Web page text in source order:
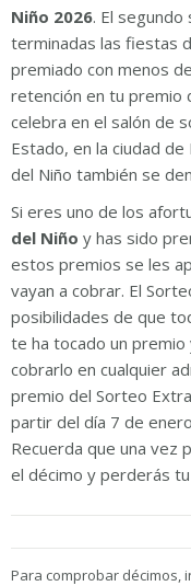
Niño 2026. El
terminadas las fiestas
premiado con menos
retención en tu premio
celebra en el salón de
Estado, en la ciudad
del Niño también se
Si eres uno de los
del Niño y has sido
estos premios se les
vayan a cobrar. El
posibilidades de que
te ha tocado un
cobrarlo en cualquier
premio del Sorteo
partir del día 7 de
Recuerda que una vez
el décimo y perderás
Para comprobar décimos,